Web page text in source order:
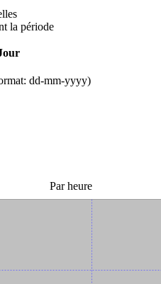
la période
dd-mm-yyyy)
Par heure